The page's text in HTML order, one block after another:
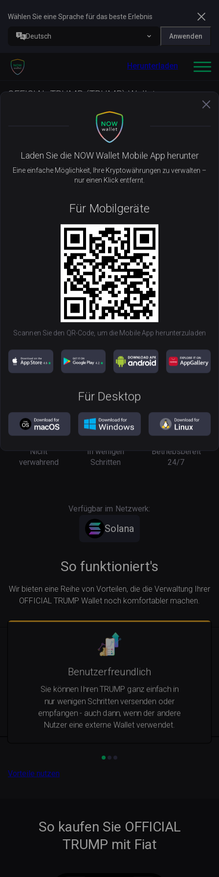
Wählen Sie eine Sprache für das beste Erlebnis
Deutsch Anwenden
Herunterladen
OFFICIAL TRUMP (TRUMP) Wallet
Vorherige Seite
Verwalten Sie IhrenTRUMP
mit der NOW Wallet
OFFICIAL TRUMP
100TRUMP
Nicht
verwahrend
In wenigen
Schritten
Betriebsbereit
24/7
Verfügbar im Netzwerk:
Solana
So funktioniert's
Wir bieten eine Reihe von Vorteilen, die die Verwaltung Ihrer
OFFICIAL TRUMP Wallet noch komfortabler machen.
Benutzerfreundlich
Sie können Ihren TRUMP ganz einfach in
nur wenigen Schritten versenden oder
empfangen - auch dann, wenn der andere
Nutzer eine externe Wallet verwendet.
Vorteile nutzen
So kaufen Sie OFFICIAL
TRUMP mit Fiat
Laden Sie die NOW Wallet Mobile App herunter
Eine einfache Möglichkeit, Ihre Kryptowährungen zu verwalten –
nur einen Klick entfernt.
Für Mobilgeräte
Scannen Sie den QR-Code, um die Mobile App herunterzuladen
Für Desktop